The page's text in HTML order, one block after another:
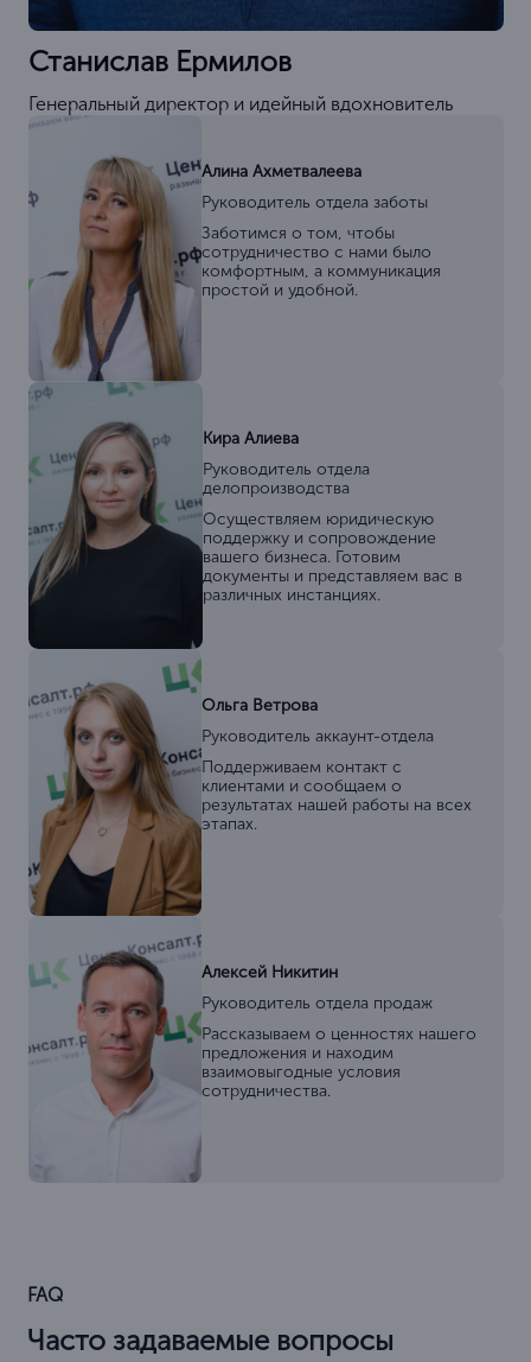
Станислав Ермилов
Генеральный директор и идейный вдохновитель
Алина Ахметвалеева
Руководитель отдела заботы
Заботимся о том, чтобы
сотрудничество с нами было
комфортным, а коммуникация
простой и удобной.
Кира Алиева
Руководитель отдела
делопроизводства
Осуществляем юридическую
поддержку и сопровождение
вашего бизнеса. Готовим
документы и представляем вас в
различных инстанциях.
Ольга Ветрова
Руководитель аккаунт-отдела
Поддерживаем контакт с
клиентами и сообщаем о
результатах нашей работы на всех
этапах.
Алексей Никитин
Руководитель отдела продаж
Рассказываем о ценностях нашего
предложения и находим
взаимовыгодные условия
сотрудничества.
FAQ
Часто задаваемые вопросы